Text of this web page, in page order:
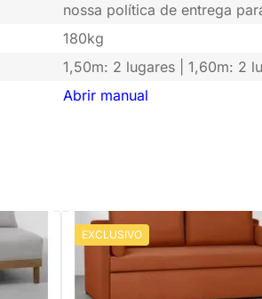
nossa política de entrega
180kg
1,50m: 2 lugares | 1,60m: 2
Abrir manual
EXCLUSIVO PRONTA ENTREGA
Sofá-Cama Lipo Trento Telha